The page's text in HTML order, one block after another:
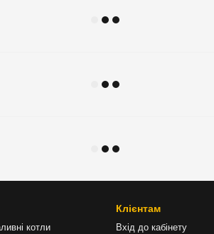
котли
Клієнтам
Вхід до кабінету